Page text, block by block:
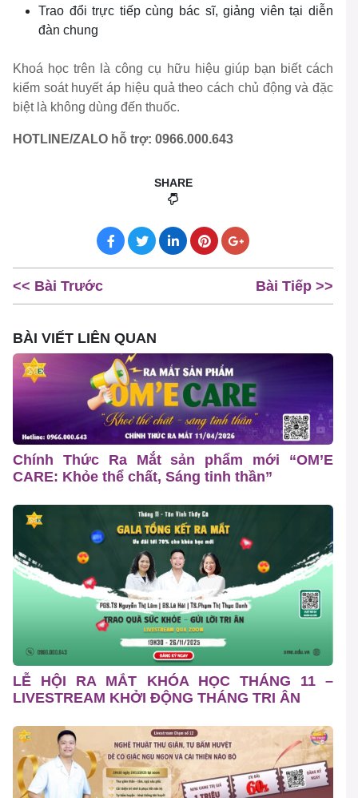
Trao đổi trực tiếp cùng bác sĩ, giảng viên tại diễn
đàn chung
Khoá học trên là công cụ hữu hiệu giúp bạn biết cách
kiểm soát huyết áp hiệu quả theo cách chủ động và đặc
biệt là không dùng đến thuốc.
HOTLINE/ZALO hỗ trợ: 0966.000.643
SHARE
<< Bài Trước Bài Tiếp >>
BÀI VIẾT LIÊN QUAN
Chính Thức Ra Mắt sản phẩm mới “OM’E
CARE: Khỏe thể chất, Sáng tinh thần”
LỄ HỘI RA MẮT KHÓA HỌC THÁNG 11 –
LIVESTREAM KHỞI ĐỘNG THÁNG TRI ÂN